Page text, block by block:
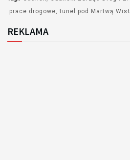
prace drogowe
tunel pod Martwą
REKLAMA